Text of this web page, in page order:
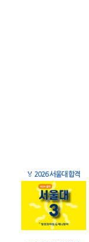
🏅 2026 서울대 합격